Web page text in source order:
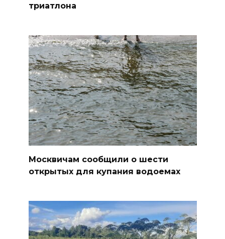
триатлона
Москвичам сообщили о шести
открытых для купания водоемах